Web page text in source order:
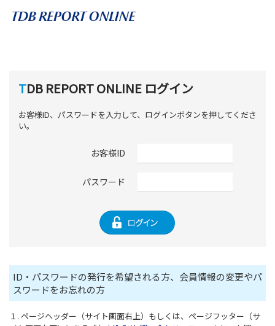
TDB REPORT ONLINE ログイン
お客様ID、パスワードを入力して、ログインボタンを押してくださ
い。
お客様ID
パスワード
ID・パスワードの発行を希望される方、会員情報の変更やパ
スワードをお忘れの方
１. ページヘッダー（サイト画面右上）もしくは、ページフッター（サ